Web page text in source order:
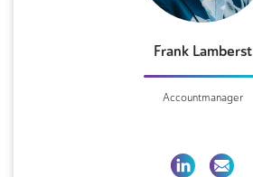
Frank Lamberst
Accountmanager